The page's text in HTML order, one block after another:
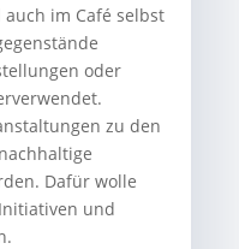
im Café selbst
oder
zu den
Dafür wolle
und